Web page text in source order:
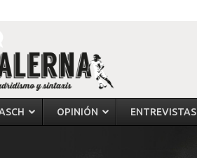
OPINIÓN ENTREVISTAS